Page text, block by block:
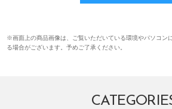
※画面上の商品画像は、ご覧いただいている環境やパソコン
る場合がございます。予めご了承ください。